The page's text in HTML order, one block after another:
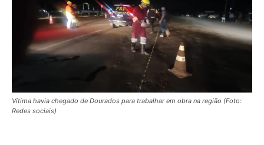
Vítima havia chegado de Dourados para trabalhar em obra na região (Foto:
Redes sociais)